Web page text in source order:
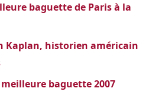
baguette de Paris à la
Kaplan, historien américain
baguette 2007